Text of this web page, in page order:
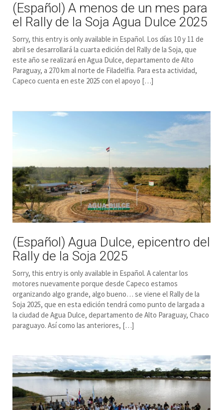
(Español) A menos de un mes para
el Rally de la Soja Agua Dulce 2025
Sorry, this entry is only available in Español. Los días 10 y 11 de
abril se desarrollará la cuarta edición del Rally de la Soja, que
este año se realizará en Agua Dulce, departamento de Alto
Paraguay, a 270 km al norte de Filadelfia. Para esta actividad,
Capeco cuenta en este 2025 con el apoyo […]
(Español) Agua Dulce, epicentro del
Rally de la Soja 2025
Sorry, this entry is only available in Español. A calentar los
motores nuevamente porque desde Capeco estamos
organizando algo grande, algo bueno… se viene el Rally de la
Soja 2025, que en esta edición tendrá como punto de largada a
la ciudad de Agua Dulce, departamento de Alto Paraguay, Chaco
paraguayo. Así como las anteriores, […]